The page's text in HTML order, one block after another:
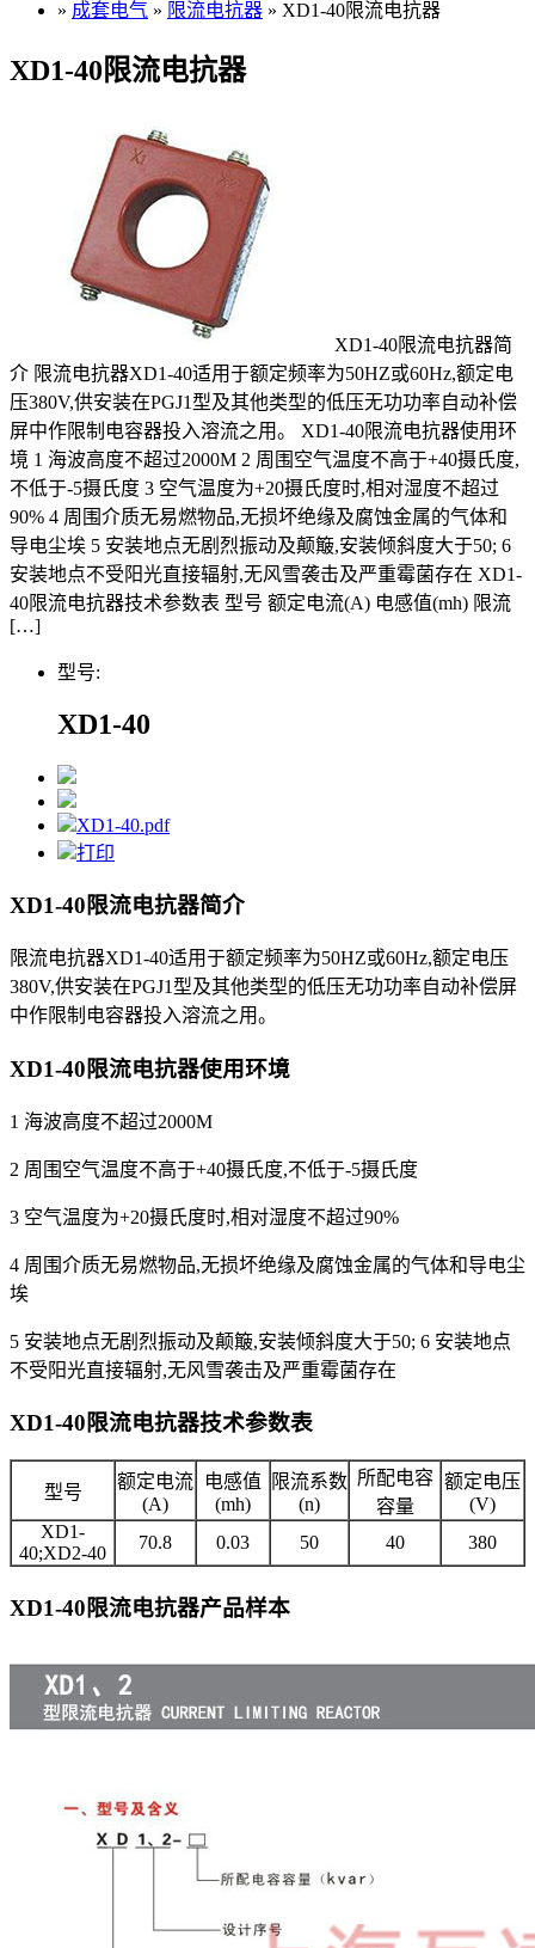
» 成套电气 » 限流电抗器 » XD1-40限流电抗器
XD1-40限流电抗器
XD1-40限流电抗器简
介 限流电抗器XD1-40适用于额定频率为50HZ或60Hz,额定电
压380V,供安装在PGJ1型及其他类型的低压无功功率自动补偿
屏中作限制电容器投入溶流之用。 XD1-40限流电抗器使用环
境 1 海波高度不超过2000M 2 周围空气温度不高于+40摄氏度,
不低于-5摄氏度 3 空气温度为+20摄氏度时,相对湿度不超过
90% 4 周围介质无易燃物品,无损坏绝缘及腐蚀金属的气体和
导电尘埃 5 安装地点无剧烈振动及颠簸,安装倾斜度大于50; 6
安装地点不受阳光直接辐射,无风雪袭击及严重霉菌存在 XD1-
40限流电抗器技术参数表 型号 额定电流(A) 电感值(mh) 限流
[…]
型号:
XD1-40
XD1-40.pdf
打印
XD1-40限流电抗器简介
限流电抗器XD1-40适用于额定频率为50HZ或60Hz,额定电压
380V,供安装在PGJ1型及其他类型的低压无功功率自动补偿屏
中作限制电容器投入溶流之用。
XD1-40限流电抗器使用环境
1 海波高度不超过2000M
2 周围空气温度不高于+40摄氏度,不低于-5摄氏度
3 空气温度为+20摄氏度时,相对湿度不超过90%
4 周围介质无易燃物品,无损坏绝缘及腐蚀金属的气体和导电尘
埃
5 安装地点无剧烈振动及颠簸,安装倾斜度大于50; 6 安装地点
不受阳光直接辐射,无风雪袭击及严重霉菌存在
XD1-40限流电抗器技术参数表
型号
额定电流
(A)
电感值
(mh)
限流系数
(n)
所配电容
容量
额定电压
(V)
XD1-
40;XD2-40
70.8 0.03 50 40 380
XD1-40限流电抗器产品样本